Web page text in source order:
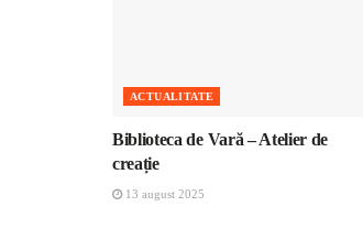
ACTUALITATE
Biblioteca de Vară – Atelier de
creație
13 august 2025